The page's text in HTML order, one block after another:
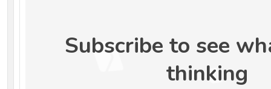
Subscribe to see
thinking